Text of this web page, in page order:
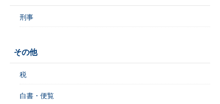
刑事
その他
税
白書・便覧